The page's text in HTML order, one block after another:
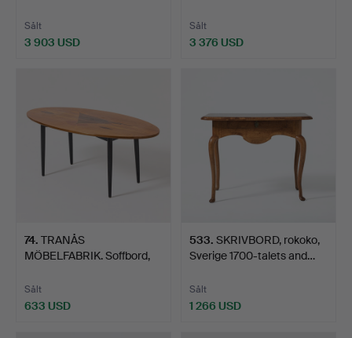
Sålt
3 903 USD
Sålt
3 376 USD
74. TRANÅS
MÖBELFABRIK. Soffbord,
Sålt
633 USD
533. SKRIVBORD, rokoko,
Sverige 1700-talets and…
Sålt
1 266 USD